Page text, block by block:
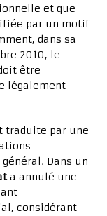
et que
par un motif
dans sa
2010, le
être
légalement
traduite par une
Dans un
a annulé une
considérant